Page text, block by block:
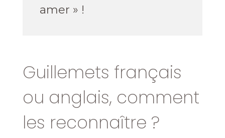
amer » !
Guillemets français
ou anglais, comment
les reconnaître ?